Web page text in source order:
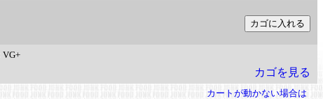
VG+
カゴを見る
カートが動かない場合は